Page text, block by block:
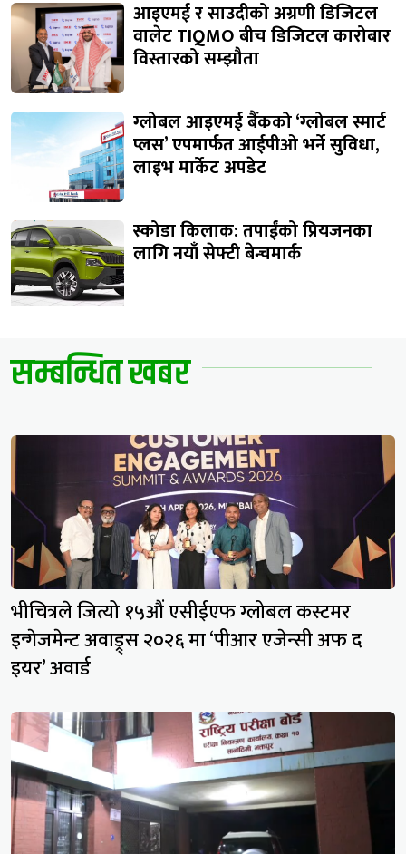
आइएमई र साउदीको अग्रणी डिजिटल
वालेट TIQMO बीच डिजिटल कारोबार
विस्तारको सम्झौता
ग्लोबल आइएमई बैंकको ‘ग्लोबल स्मार्ट
प्लस’ एपमार्फत आईपीओ भर्ने सुविधा,
लाइभ मार्केट अपडेट
स्कोडा किलाक: तपाईंको प्रियजनका
लागि नयाँ सेफ्टी बेन्चमार्क
सम्बन्धित खबर
भीचित्रले जित्यो १५औं एसीईएफ ग्लोबल कस्टमर
इन्गेजमेन्ट अवाड्र्स २०२६ मा ‘पीआर एजेन्सी अफ द
इयर’ अवार्ड